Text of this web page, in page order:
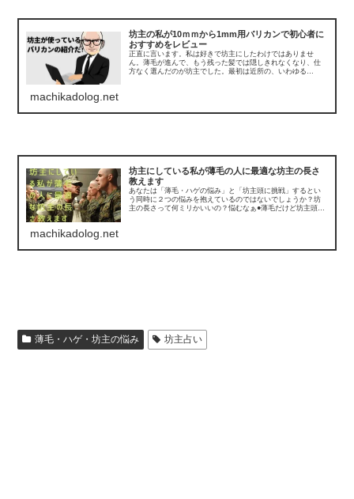
坊主の私が10ｍｍから1mm用バリカンで初心者に
おすすめをレビュー
正直に言います。私は好きで坊主にしたわけではありませ
ん。薄毛が進んで、もう残った髪では隠しきれなくなり、仕
方なく選んだのが坊主でした。最初は近所の、いわゆる
machikadolog.net
坊主にしている私が薄毛の人に最適な坊主の長さ
教えます
あなたは「薄毛・ハゲの悩み」と「坊主頭に挑戦」するとい
う同時に２つの悩みを抱えているのではないでしょうか？坊
主の長さって何ミリかいいの？悩むなぁ●薄毛だけど坊主頭に
machikadolog.net
薄毛・ハゲ・坊主の悩み 坊主占い